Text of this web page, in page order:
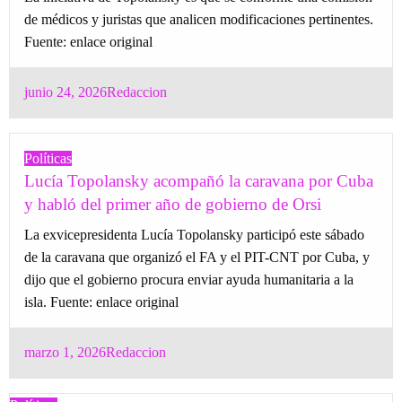
de médicos y juristas que analicen modificaciones pertinentes.
Fuente: enlace original
Posted
junio 24, 2026Redaccion
Políticas
Lucía Topolansky acompañó la caravana por Cuba
y habló del primer año de gobierno de Orsi
La exvicepresidenta Lucía Topolansky participó este sábado
de la caravana que organizó el FA y el PIT-CNT por Cuba, y
dijo que el gobierno procura enviar ayuda humanitaria a la
isla. Fuente: enlace original
Posted
marzo 1, 2026Redaccion